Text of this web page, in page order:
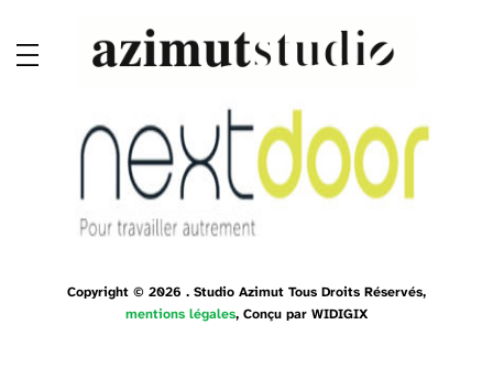
Copyright © 2026 . Studio Azimut Tous Droits Réservés,
mentions légales, Conçu par WIDIGIX